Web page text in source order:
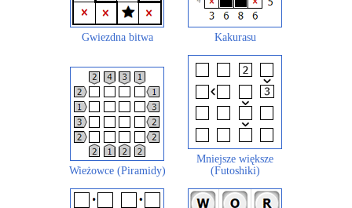
Gwiezdna bitwa Kakurasu
Wieżowce (Piramidy)
Mniejsze większe
(Futoshiki)